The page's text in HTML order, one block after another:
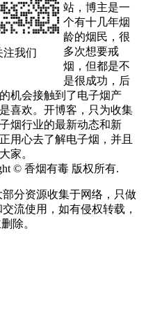
注我们
站，博主是一
个有十几年烟
龄的烟民，很
多次想要戒
烟，但都是不
是很成功，后
机会接触到了电子烟产
喜欢。开博客，只为收集
烟行业的最新动态和新
用心去了解电子烟，并且
家。
© 香烟有毒 版权所有.
部分资源收集于网络，只做
流使用，如有侵权转载，
除。